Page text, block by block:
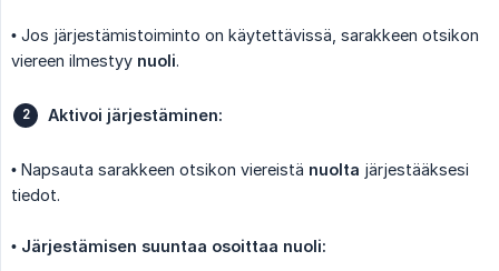
• Jos järjestämistoiminto on käytettävissä, sarakkeen otsikon
viereen ilmestyy nuoli.
Aktivoi järjestäminen:
• Napsauta sarakkeen otsikon viereistä nuolta järjestääksesi
tiedot.
• Järjestämisen suuntaa osoittaa nuoli: